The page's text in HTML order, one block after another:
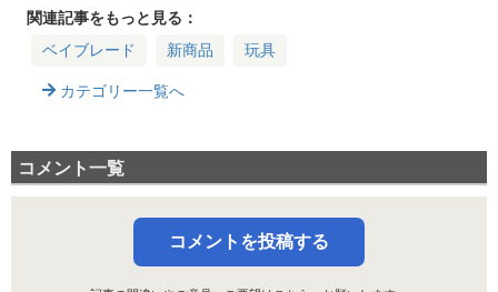
フバトルも！
魅力【S6-60V メタ
関連記事をもっと見る：
ベイブレード
新商品 玩具
カテゴリー一覧へ
コメント一覧
コメントを投稿する